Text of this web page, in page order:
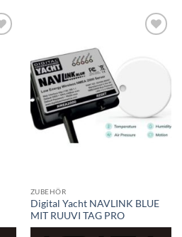
ZUBEHÖR
Digital Yacht NAVLINK BLUE
MIT RUUVI TAG PRO